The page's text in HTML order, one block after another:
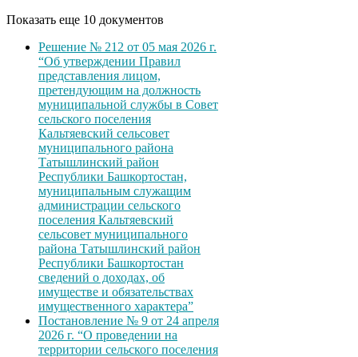
Показать еще 10 документов
Решение № 212 от 05 мая 2026 г.
“Об утверждении Правил
представления лицом,
претендующим на должность
муниципальной службы в Совет
сельского поселения
Кальтяевский сельсовет
муниципального района
Татышлинский район
Республики Башкортостан,
муниципальным служащим
администрации сельского
поселения Кальтяевский
сельсовет муниципального
района Татышлинский район
Республики Башкортостан
сведений о доходах, об
имуществе и обязательствах
имущественного характера”
Постановление № 9 от 24 апреля
2026 г. “О проведении на
территории сельского поселения